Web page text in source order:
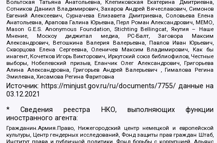
Вольтская Татьяна Анатольевна, Клепиковская Екатерина Дмитриевна,
Сотников Даниил Владимирович, Захаров Андрей Вячеславович, Симонов
Евгений Алексеевич, Сурначева Елизавета Дмитриевна, Соловьева Елена
Анатольевна, Арапова Галина Юрьевна, Перл Роман Александрович, МЕМО,
Mason G.E.S. Anonymous Foundation, Stichting Bellingcat, Якутия – Наше
Мнение, Москоу диджитал медиа, РС-Балт, Заговора Максим
Александрович, Ветошкина Валерия Валерьевна, Павлов Иван Юрьевич,
Скворцова Елена Сергеевна, Оленичев Максим Владимирович, Как бы
инагент, Кочетков Игорь Викторович, Иркутский союз библиофилов, Честные
выборы, Нобелевский призыв, Еланчик Олег Александрович, Григорьева
Алина Александровна, Григорьев Андрей Валерьевич , Гималова Регина
Эмилевна, Хисамова Регина Фаритовна
Источник: https://minjust.gov.ru/ru/documents/7755/ данные на
03.12.2021
* Сведения реестра НКО, выполняющих функции
иностранного агента:
Гражданин.Армия.Право, Нижегородский центр немецкой и европейской
культуры, Центр гендерных исследований, Фонд защиты прав граждан Штаб,